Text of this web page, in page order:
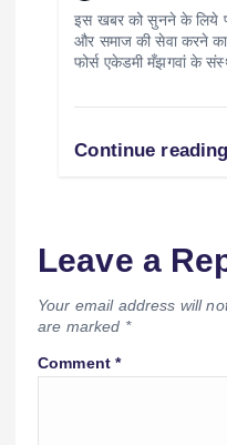
इस खबर को सुनने के लिये
और समाज की सेवा करने
फोर्स एकेडमी मँझगवां के
Continue reading
Leave a
Your email address will
are marked *
Comment*